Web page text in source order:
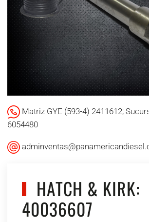
Matriz GYE (593-4) 2411612;
6054480
HATCH & KIRK:
40036607